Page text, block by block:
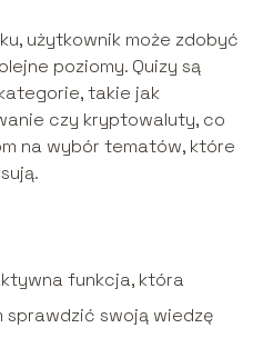
użytkownik może zdobyć
poziomy. Quizy są
takie jak
czy kryptowaluty, co
na wybór tematów, które
funkcja, która
sprawdzić swoją wiedzę